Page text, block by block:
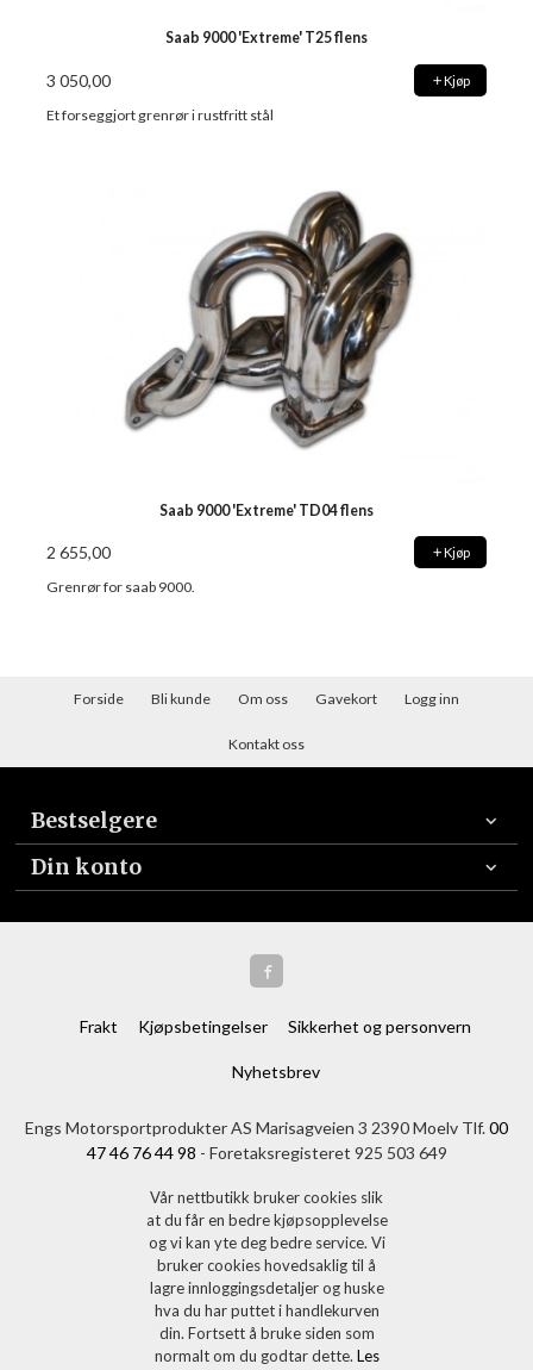
Saab 9000 'Extreme' T25 flens
3 050,00 Kjøp
Et forseggjort grenrør i rustfritt stål
Saab 9000 'Extreme' TD04 flens
2 655,00 Kjøp
Grenrør for saab 9000.
Forside Bli kunde Om oss Gavekort Logg inn
Kontakt oss
Bestselgere
Din konto
Frakt Kjøpsbetingelser Sikkerhet og personvern
Nyhetsbrev
Engs Motorsportprodukter AS Marisagveien 3 2390 Moelv Tlf.00
47 46 76 44 98 - Foretaksregisteret 925 503 649
Vår nettbutikk bruker cookies slik
at du får en bedre kjøpsopplevelse
og vi kan yte deg bedre service. Vi
bruker cookies hovedsaklig til å
lagre innloggingsdetaljer og huske
hva du har puttet i handlekurven
din. Fortsett å bruke siden som
normalt om du godtar dette. Les